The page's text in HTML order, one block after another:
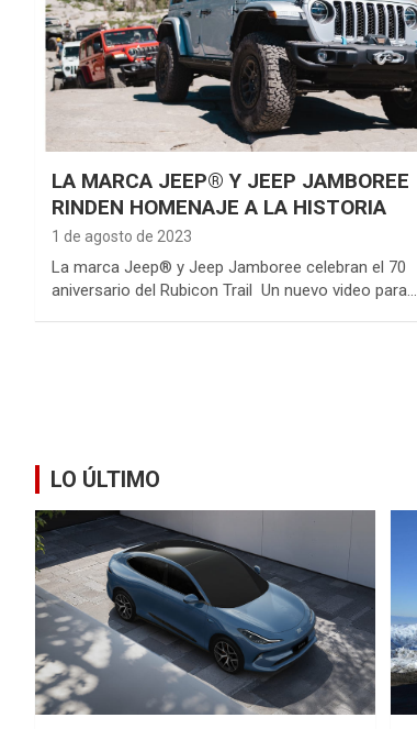
LA MARCA JEEP® Y JEEP JAMBOREE
RINDEN HOMENAJE A LA HISTORIA
1 de agosto de 2023
La marca Jeep® y Jeep Jamboree celebran el 70
aniversario del Rubicon Trail Un nuevo video para…
LO ÚLTIMO